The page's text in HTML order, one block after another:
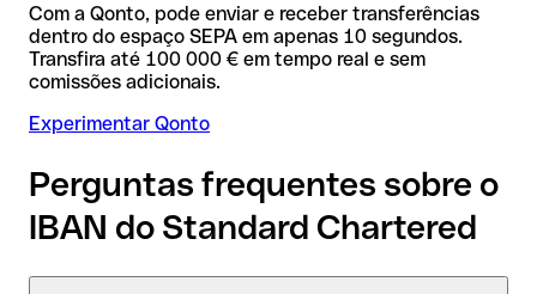
Com a Qonto, pode enviar e receber transferências
dentro do espaço SEPA em apenas 10 segundos.
Transfira até 100 000 € em tempo real e sem
comissões adicionais.
Experimentar Qonto
Perguntas frequentes sobre o
IBAN do Standard Chartered